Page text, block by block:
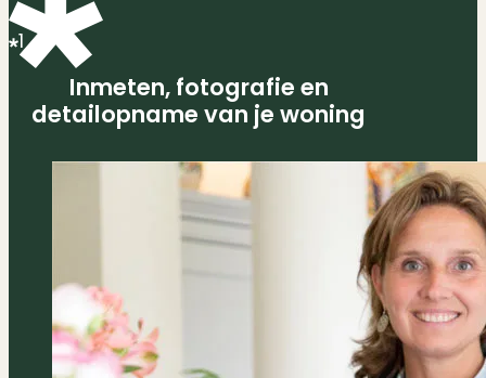
1
Inmeten, fotografie en
detailopname van je woning